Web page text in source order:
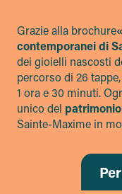
Grazie alla brochure
contemporanei di
dei gioielli nascosti
percorso di 26
1 ora e 30 minuti.
unico del
Sainte-Maxime in